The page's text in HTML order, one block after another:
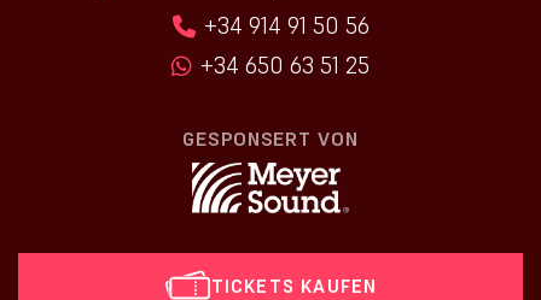
TICKETS KAUFEN
+34 914 91 50 56
+34 650 63 51 25
GESPONSERT VON